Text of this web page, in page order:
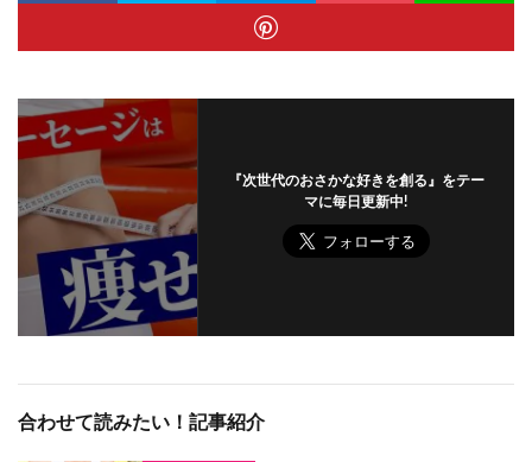
『次世代のおさかな好きを創る』をテー
マに毎日更新中!
合わせて読みたい！記事紹介